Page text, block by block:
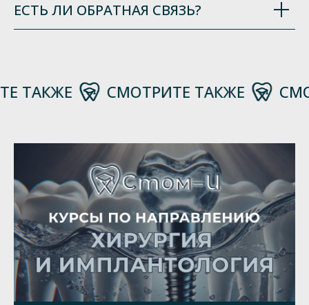
ЕСТЬ ЛИ ОБРАТНАЯ СВЯЗЬ?
СМОТРИТЕ ТАКЖЕ